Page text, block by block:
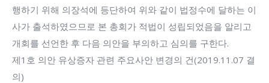
행하기 위해 의장석에 등단하여 위와 같이 법정수에 달하는 이
사가 출석하였으므로 본 총회가 적법이 성립되었음을 알리고
개회를 선언한 후 다음 의안을 부의하고 심의를 구한다.
제1호 의안 유상증자 관련 주요사안 변경의 건(2019.11.07 결
의)